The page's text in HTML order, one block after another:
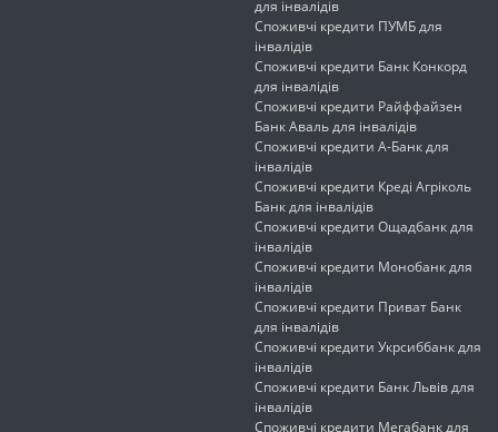
для інвалідів
Споживчі кредити ПУМБ для
інвалідів
Споживчі кредити Банк Конкорд
для інвалідів
Споживчі кредити Райффайзен
Банк Аваль для інвалідів
Споживчі кредити А-Банк для
інвалідів
Споживчі кредити Креді Агріколь
Банк для інвалідів
Споживчі кредити Ощадбанк для
інвалідів
Споживчі кредити Монобанк для
інвалідів
Споживчі кредити Приват Банк
для інвалідів
Споживчі кредити Укрсиббанк для
інвалідів
Споживчі кредити Банк Львів для
інвалідів
Споживчі кредити Мегабанк для